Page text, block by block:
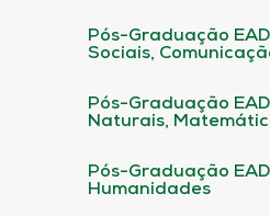
Pós-Graduação
Sociais,
Pós-Graduação
Naturais,
Pós-Graduação
Humanidades